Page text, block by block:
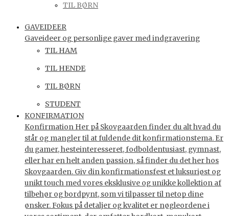
TIL BØRN
GAVEIDEER
Gaveideer og personlige gaver med indgravering
TIL HAM
TIL HENDE
TIL BØRN
STUDENT
KONFIRMATION
Konfirmation Her på Skovgaarden finder du alt hvad du
står og mangler til at fuldende dit konfirmationstema. Er
du gamer, hesteinteresseret, fodboldentusiast, gymnast,
eller har en helt anden passion, så finder du det her hos
Skovgaarden. Giv din konfirmationsfest et luksuriøst og
unikt touch med vores eksklusive og unikke kollektion af
tilbehør og bordpynt, som vi tilpasser til netop dine
ønsker. Fokus på detaljer og kvalitet er nøgleordene i